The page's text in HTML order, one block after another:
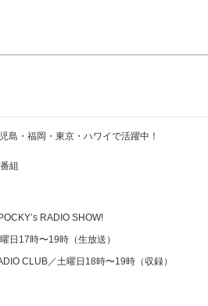
島・福岡・東京・ハワイで活躍中！
組
RADIO SHOW!
日17時〜19時（生放送）
CLUB／土曜日18時〜19時（収録）